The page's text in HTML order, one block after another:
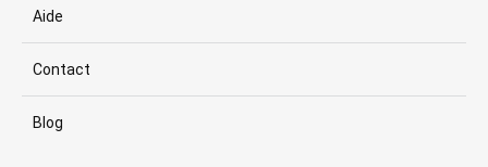
Aide
Contact
Blog